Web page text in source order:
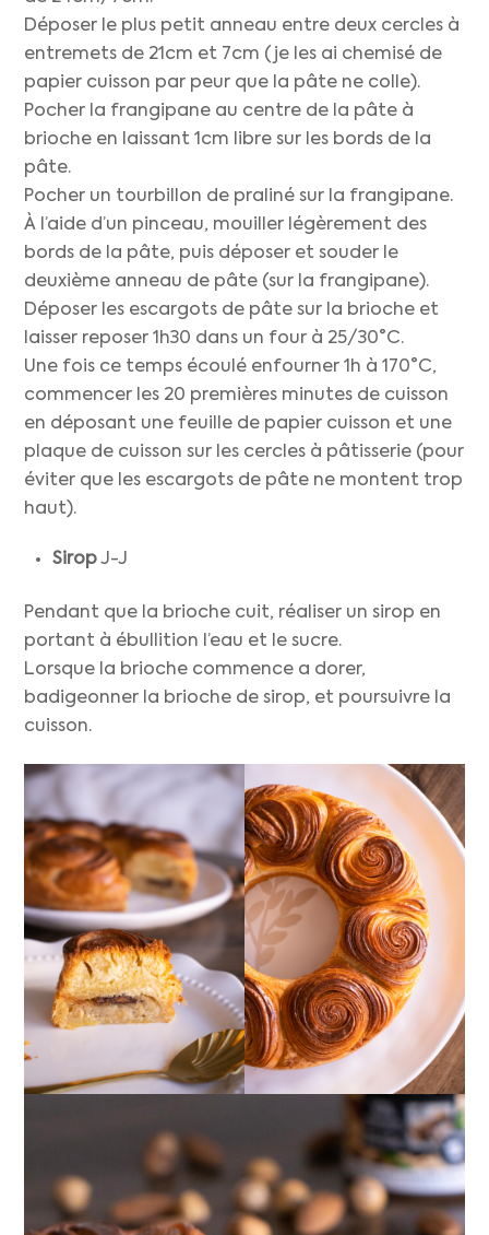
Déposer le plus petit anneau entre deux cercles à
entremets de 21cm et 7cm (je les ai chemisé de
papier cuisson par peur que la pâte ne colle).
Pocher la frangipane au centre de la pâte à
brioche en laissant 1cm libre sur les bords de la
pâte.
Pocher un tourbillon de praliné sur la frangipane.
À l’aide d’un pinceau, mouiller légèrement des
bords de la pâte, puis déposer et souder le
deuxième anneau de pâte (sur la frangipane).
Déposer les escargots de pâte sur la brioche et
laisser reposer 1h30 dans un four à 25/30°C.
Une fois ce temps écoulé enfourner 1h à 170°C,
commencer les 20 premières minutes de cuisson
en déposant une feuille de papier cuisson et une
plaque de cuisson sur les cercles à pâtisserie (pour
éviter que les escargots de pâte ne montent trop
haut).
SiropJ-J
Pendant que la brioche cuit, réaliser un sirop en
portant à ébullition l’eau et le sucre.
Lorsque la brioche commence a dorer,
badigeonner la brioche de sirop, et poursuivre la
cuisson.